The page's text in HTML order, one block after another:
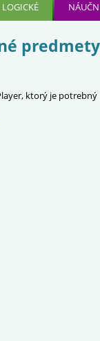
LOGICKÉ
predmety
ktorý je